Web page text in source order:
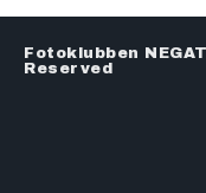
Fotoklubben
Reserved